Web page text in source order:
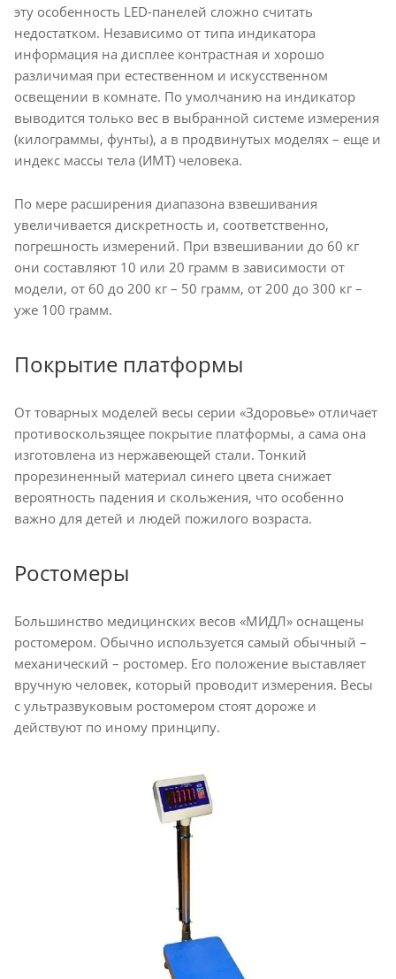
эту особенность LED-панелей сложно считать
недостатком. Независимо от типа индикатора
информация на дисплее контрастная и хорошо
различимая при естественном и искусственном
освещении в комнате. По умолчанию на индикатор
выводится только вес в выбранной системе измерения
(килограммы, фунты), а в продвинутых моделях – еще и
индекс массы тела (ИМТ) человека.
По мере расширения диапазона взвешивания
увеличивается дискретность и, соответственно,
погрешность измерений. При взвешивании до 60 кг
они составляют 10 или 20 грамм в зависимости от
модели, от 60 до 200 кг – 50 грамм, от 200 до 300 кг –
уже 100 грамм.
Покрытие платформы
От товарных моделей весы серии «Здоровье» отличает
противоскользящее покрытие платформы, а сама она
изготовлена из нержавеющей стали. Тонкий
прорезиненный материал синего цвета снижает
вероятность падения и скольжения, что особенно
важно для детей и людей пожилого возраста.
Ростомеры
Большинство медицинских весов «МИДЛ» оснащены
ростомером. Обычно используется самый обычный –
механический – ростомер. Его положение выставляет
вручную человек, который проводит измерения. Весы
с ультразвуковым ростомером стоят дороже и
действуют по иному принципу.